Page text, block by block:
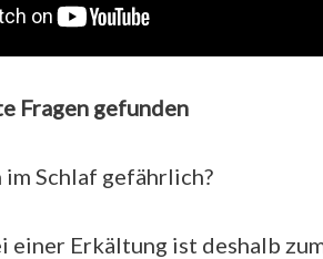
Fragen gefunden
Schlaf gefährlich?
einer Erkältung ist deshalb